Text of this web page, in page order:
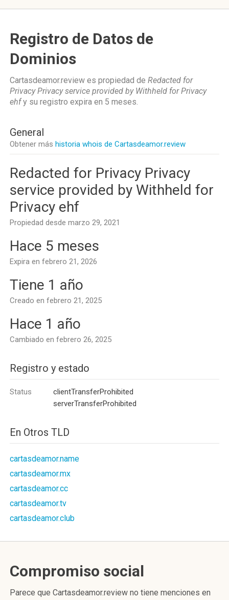
Registro de Datos de
Dominios
Cartasdeamor.review es propiedad de Redacted for
Privacy Privacy service provided by Withheld for Privacy
ehfy su registro expira en 5 meses.
General
Obtener más historia whois de Cartasdeamor.review
Redacted for Privacy Privacy
service provided by Withheld for
Privacy ehf
Propiedad desde marzo 29, 2021
Hace 5 meses
Expira en febrero 21, 2026
Tiene 1 año
Creado en febrero 21, 2025
Hace 1 año
Cambiado en febrero 26, 2025
Registro y estado
Status
clientTransferProhibited
serverTransferProhibited
En Otros TLD
cartasdeamor.name
cartasdeamor.mx
cartasdeamor.cc
cartasdeamor.tv
cartasdeamor.club
Compromiso social
Parece que Cartasdeamor.review no tiene menciones en